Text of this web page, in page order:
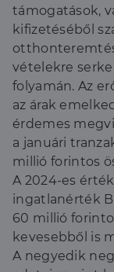
támogatások,
kifizetéséből
vételekre
folyamán. Az
az árak
érdemes
a januári
millió forintos
A 2024-es
ingatlanérték
60 millió
kevesebből is
A negyedik